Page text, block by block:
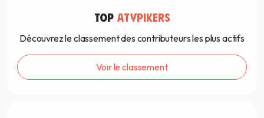
TOP ATYPIKERS
Découvrez le classement des contributeurs les plus actifs
Voir le classement